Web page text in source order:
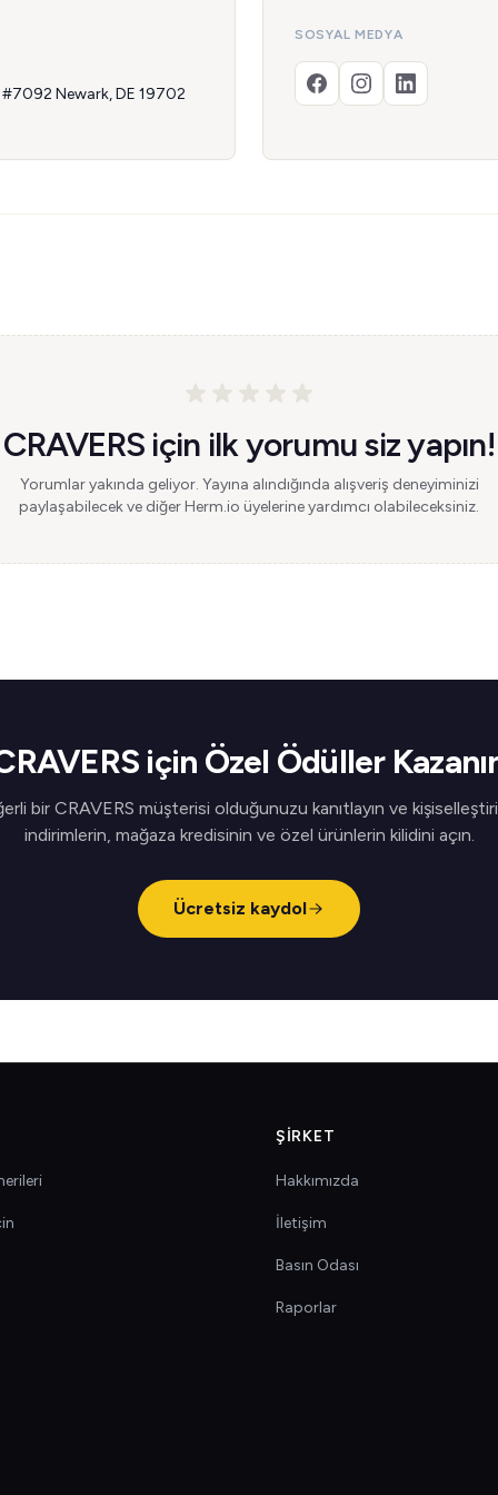
#7092 Newark, DE 19702
SOSYAL MEDYA
CRAVERS için ilk yorumu siz yapın!
Yorumlar yakında geliyor. Yayına alındığında alışveriş deneyiminizi
paylaşabilecek ve diğer Herm.io üyelerine yardımcı olabileceksiniz.
için Özel Ödüller
bir CRAVERS müşterisi olduğunuzu kanıtlayın ve
indirimlerin, mağaza kredisinin ve özel ürünlerin kilidini açın.
Ücretsiz kaydol
ŞIRKET
Hakkımızda
İletişim
Basın Odası
Raporlar